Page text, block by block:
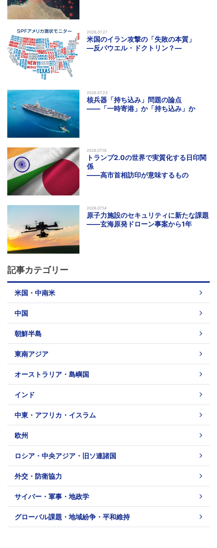
2026.07.27
米国のイラン攻撃の「失敗の本質」
―反パウエル・ドクトリン？―
2026.07.23
核兵器「持ち込み」問題の論点
――「一時寄港」か「持ち込み」か
2026.07.16
トランプ2.0の世界で実質化する日印関
係
――高市首相訪印が意味するもの
2026.07.14
原子力施設のセキュリティに新たな課題
――玄海原発ドローン事案から1年
記事カテゴリー
米国・中南米
中国
朝鮮半島
東南アジア
オーストラリア・島嶼国
インド
中東・アフリカ・イスラム
欧州
ロシア・中央アジア・旧ソ連諸国
外交・防衛協力
サイバー・軍事・地政学
グローバル課題・地域紛争・平和維持